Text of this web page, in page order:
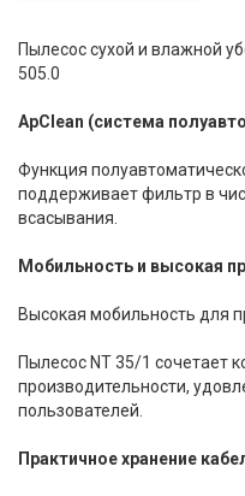
Пылесос сухой и влажной
505.0
ApClean (система
Функция
поддерживает фильтр в
всасывания.
Мобильность и высокая
Высокая мобильность для
Пылесос NT 35/1 сочетает
производительности,
пользователей.
Практичное хранение